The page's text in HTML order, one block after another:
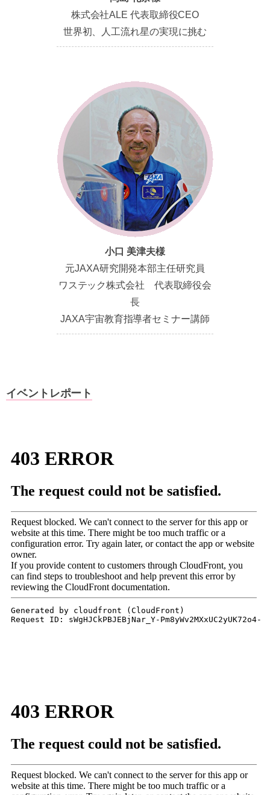
株式会社ALE 代表取締役CEO
世界初、人工流れ星の実現に挑む
小口 美津夫様
元JAXA研究開発本部主任研究員
ワステック株式会社 代表取締役会
長
JAXA宇宙教育指導者セミナー講師
イベントレポート